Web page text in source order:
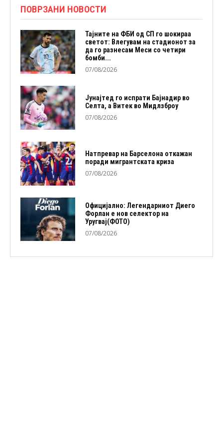
ПОВРЗАНИ НОВОСТИ
Тајните на ФБИ од СП го шокираа
светот: Влегувам на стадионот за
да го разнесам Меси со четири
бомби...
07/08/2026
Јунајтед го испрати Бајнадир во
Селта, а Витек во Мидлзброу
07/08/2026
Натпревар на Барселона откажан
поради мигрантската криза
07/08/2026
Официјално: Легендарниот Диего
Форлан е нов селектор на
Уругвај(ФОТО)
07/08/2026